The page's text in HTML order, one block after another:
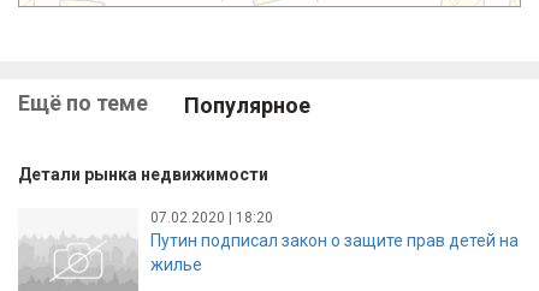
Ещё по теме Популярное
Детали рынка недвижимости
07.02.2020 | 18:20
Путин подписал закон о защите прав детей на
жилье